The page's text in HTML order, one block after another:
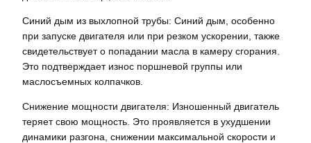
Синий дым из выхлопной трубы: Синий дым, особенно
при запуске двигателя или при резком ускорении, также
свидетельствует о попадании масла в камеру сгорания.
Это подтверждает износ поршневой группы или
маслосъемных колпачков.
Снижение мощности двигателя: Изношенный двигатель
теряет свою мощность. Это проявляется в ухудшении
динамики разгона, снижении максимальной скорости и